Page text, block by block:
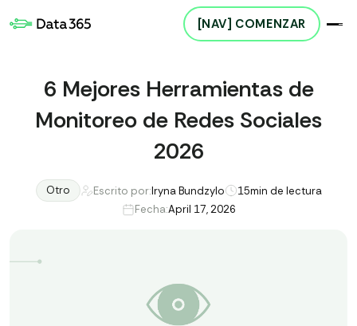
[NAV] COMENZAR
6 Mejores Herramientas de
Monitoreo de Redes Sociales
2026
Otro Escrito por:Iryna Bundzylo 15min de lectura
Fecha:April 17, 2026